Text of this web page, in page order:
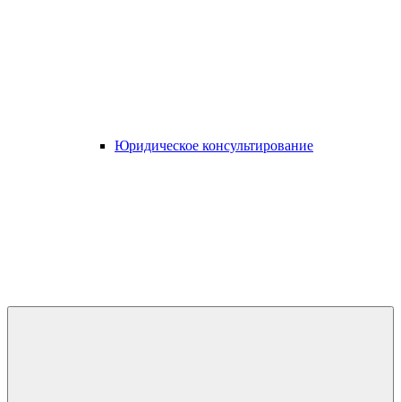
Юридическое консультирование